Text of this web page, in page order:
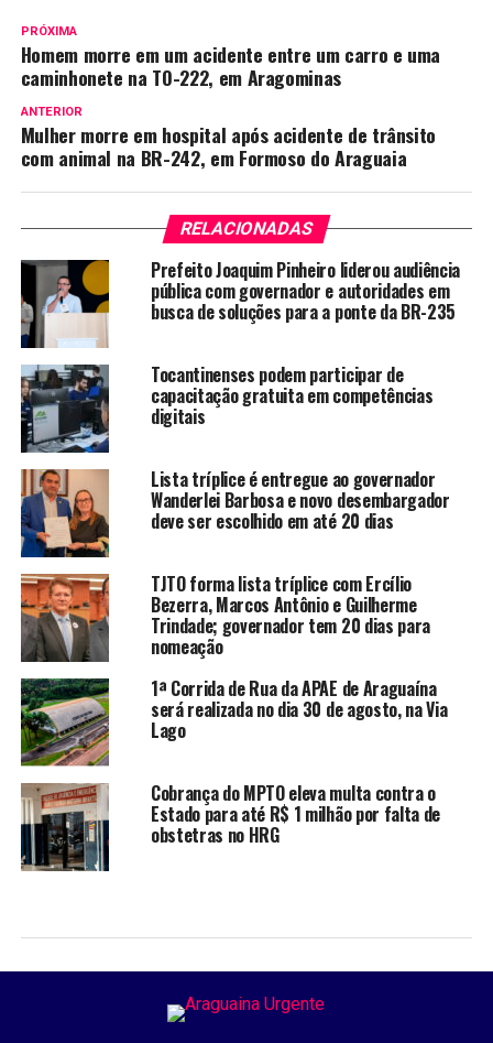
PRÓXIMA
Homem morre em um acidente entre um carro e uma
caminhonete na TO-222, em Aragominas
ANTERIOR
Mulher morre em hospital após acidente de trânsito
com animal na BR-242, em Formoso do Araguaia
RELACIONADAS
Prefeito Joaquim Pinheiro liderou audiência
pública com governador e autoridades em
busca de soluções para a ponte da BR-235
Tocantinenses podem participar de
capacitação gratuita em competências
digitais
Lista tríplice é entregue ao governador
Wanderlei Barbosa e novo desembargador
deve ser escolhido em até 20 dias
TJTO forma lista tríplice com Ercílio
Bezerra, Marcos Antônio e Guilherme
Trindade; governador tem 20 dias para
nomeação
1ª Corrida de Rua da APAE de Araguaína
será realizada no dia 30 de agosto, na Via
Lago
Cobrança do MPTO eleva multa contra o
Estado para até R$ 1 milhão por falta de
obstetras no HRG